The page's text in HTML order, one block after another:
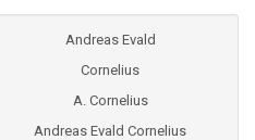
Andreas Evald
Cornelius
A. Cornelius
Andreas Evald Cornelius